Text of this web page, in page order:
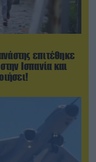
επιτέθηκε
Ισπανία και